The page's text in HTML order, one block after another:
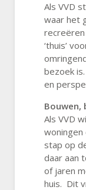
Als VVD
waar het
recreëren
‘thuis’
bezoek
en
Bouwen,
Als VVD
stap op
daar aan
of jaren
huis. Dit